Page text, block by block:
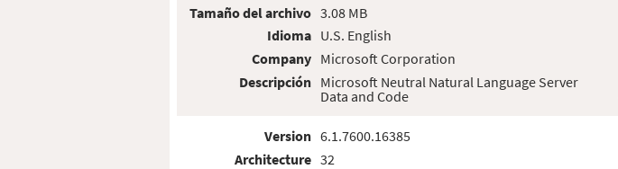
Tamaño del archivo
Idioma
Company
Descripción
3.08 MB
U.S. English
Microsoft Corporation
Microsoft Neutral Natural Language Server
Data and Code
Version
Architecture
6.1.7600.16385
32